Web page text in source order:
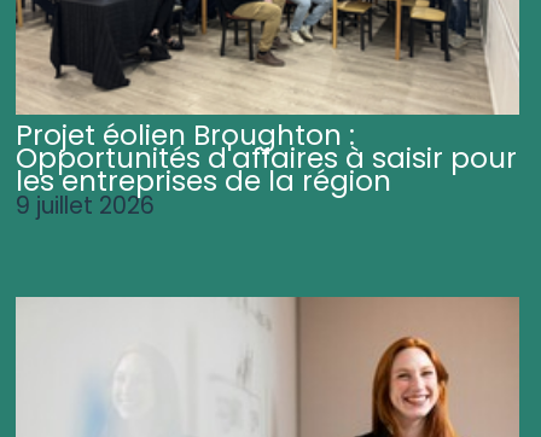
Projet éolien Broughton :
Opportunités d'affaires à saisir pour
les entreprises de la région
9 juillet 2026